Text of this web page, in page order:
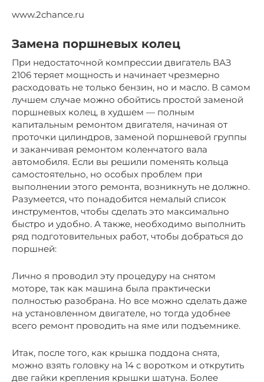
www.2chance.ru
Замена поршневых колец
При недостаточной компрессии двигатель ВАЗ
2106 теряет мощность и начинает чрезмерно
расходовать не только бензин, но и масло. В самом
лучшем случае можно обойтись простой заменой
поршневых колец, в худшем — полным
капитальным ремонтом двигателя, начиная от
проточки цилиндров, заменой поршневой группы
и заканчивая ремонтом коленчатого вала
автомобиля. Если вы решили поменять кольца
самостоятельно, но особых проблем при
выполнении этого ремонта, возникнуть не должно.
Разумеется, что понадобится немалый список
инструментов, чтобы сделать это максимально
быстро и удобно. А также, необходимо выполнить
ряд подготовительных работ, чтобы добраться до
поршней:
Лично я проводил эту процедуру на снятом
моторе, так как машина была практически
полностью разобрана. Но все можно сделать даже
на установленном двигателе, но тогда удобнее
всего ремонт проводить на яме или подъемнике.
Итак, после того, как крышка поддона снята,
можно взять головку на 14 с воротком и открутить
две гайки крепления крышки шатуна. Более